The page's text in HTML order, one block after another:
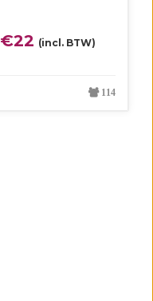
€22 (incl. BTW)
114